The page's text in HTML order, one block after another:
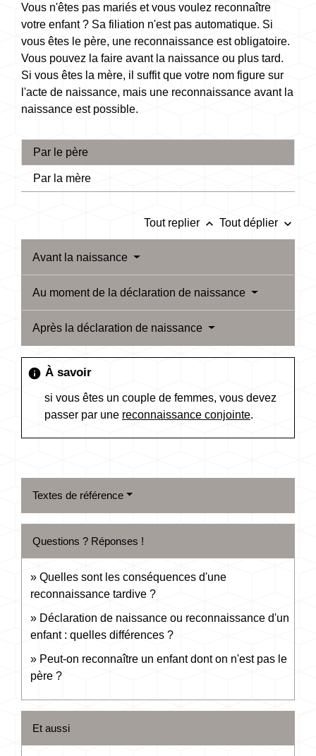
Vous n'êtes pas mariés et vous voulez reconnaître
votre enfant ? Sa filiation n'est pas automatique. Si
vous êtes le père, une reconnaissance est obligatoire.
Vous pouvez la faire avant la naissance ou plus tard.
Si vous êtes la mère, il suffit que votre nom figure sur
l'acte de naissance, mais une reconnaissance avant la
naissance est possible.
Par le père
Par la mère
Tout replier keyboard_arrow_up Tout déplier keyboard_arrow_down
Avant la naissance
Au moment de la déclaration de naissance
Après la déclaration de naissance
info À savoir
si vous êtes un couple de femmes, vous devez
passer par une reconnaissance conjointe.
Textes de référence
Questions ? Réponses !
Quelles sont les conséquences d'une
reconnaissance tardive ?
Déclaration de naissance ou reconnaissance d'un
enfant : quelles différences ?
Peut-on reconnaître un enfant dont on n'est pas le
père ?
Et aussi